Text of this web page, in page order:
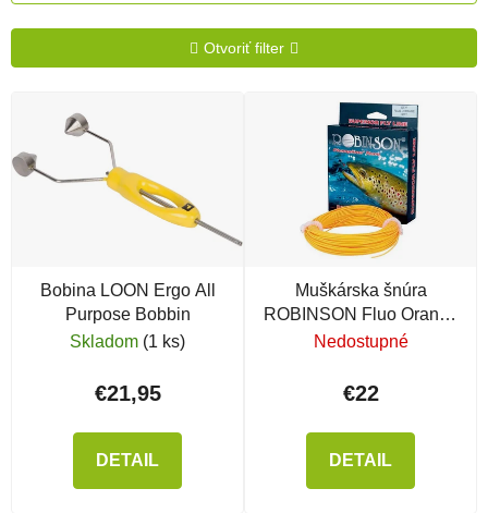
Otvoriť filter
Bobina LOON Ergo All
Purpose Bobbin
Skladom (1 ks)
€21,95
DETAIL
Muškárska šnúra
ROBINSON Fluo Orange
WF5F
Nedostupné
€22
DETAIL